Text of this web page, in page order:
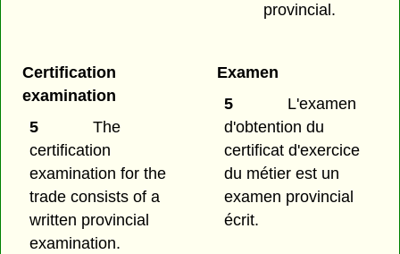
provincial.
Certification
examination
5
The
certification
examination for the
trade consists of a
written provincial
examination.
Examen
5
L'examen
d'obtention du
certificat d'exercice
du métier est un
examen provincial
écrit.